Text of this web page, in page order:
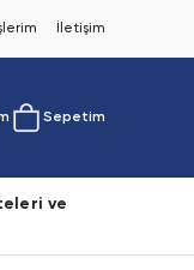
İletişim
Sepetim
ve